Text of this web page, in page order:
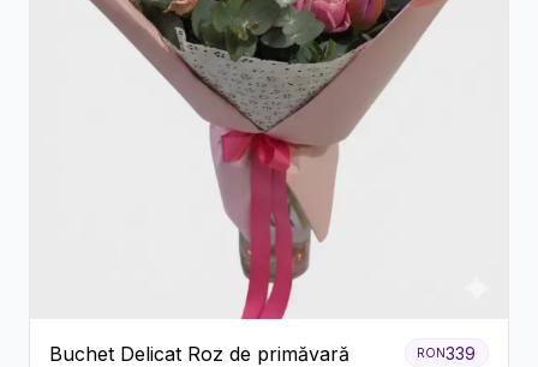
Buchet Delicat Roz de primăvară RON339